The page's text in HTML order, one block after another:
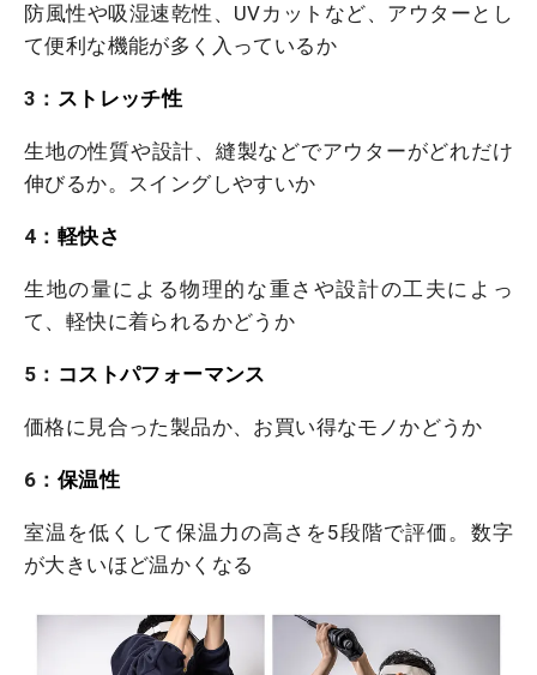
防風性や吸湿速乾性、UVカットなど、アウターとし
て便利な機能が多く入っているか
3： ストレッチ性
生地の性質や設計、縫製などでアウターがどれだけ
伸びるか。スイングしやすいか
4： 軽快さ
生地の量による物理的な重さや設計の工夫によっ
て、軽快に着られるかどうか
5： コストパフォーマンス
価格に見合った製品か、お買い得なモノかどうか
6： 保温性
室温を低くして保温力の高さを5段階で評価。数字
が大きいほど温かくなる